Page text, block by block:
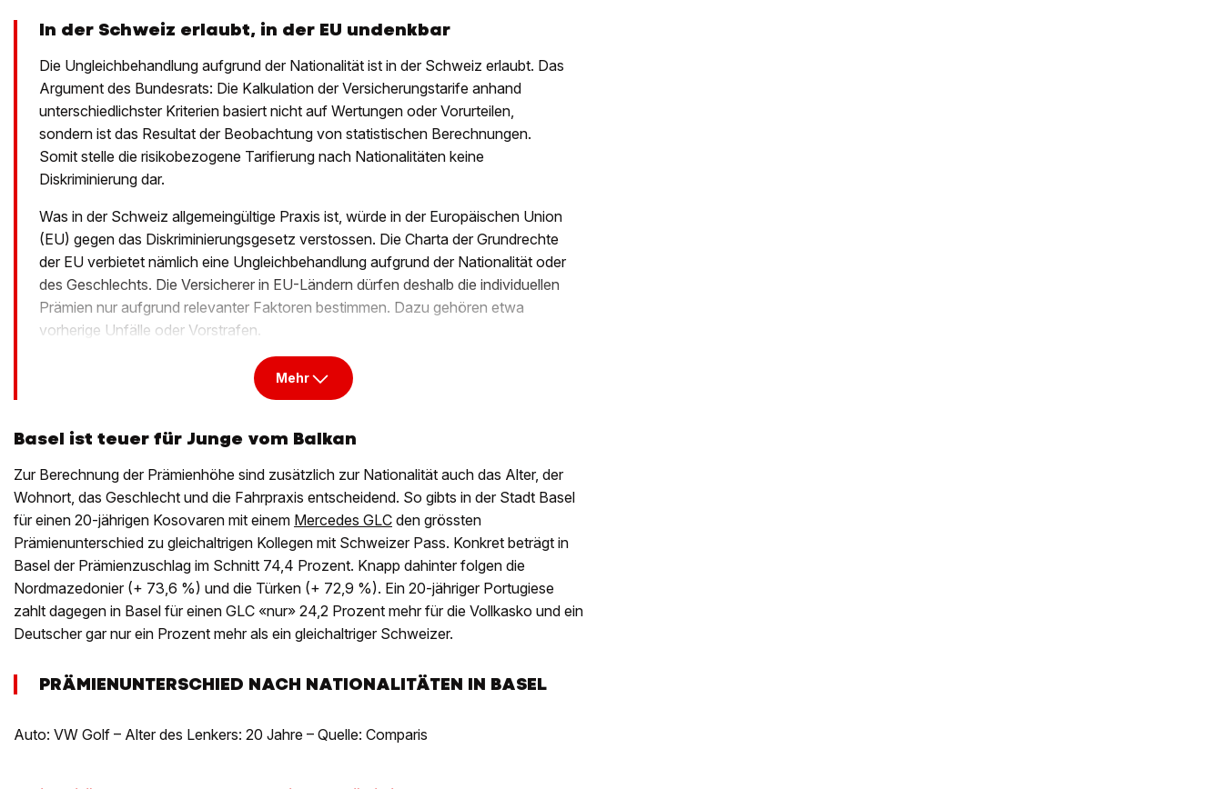
In der Schweiz erlaubt, in der EU undenkbar
Die Ungleichbehandlung aufgrund der Nationalität ist in der Schweiz erlaubt. Das
Argument des Bundesrats: Die Kalkulation der Versicherungstarife anhand
unterschiedlichster Kriterien basiert nicht auf Wertungen oder Vorurteilen,
sondern ist das Resultat der Beobachtung von statistischen Berechnungen.
Somit stelle die risikobezogene Tarifierung nach Nationalitäten keine
Diskriminierung dar.
Was in der Schweiz allgemeingültige Praxis ist, würde in der Europäischen Union
(EU) gegen das Diskriminierungsgesetz verstossen. Die Charta der Grundrechte
der EU verbietet nämlich eine Ungleichbehandlung aufgrund der Nationalität oder
des Geschlechts. Die Versicherer in EU-Ländern dürfen deshalb die individuellen
Prämien nur aufgrund relevanter Faktoren bestimmen. Dazu gehören etwa
vorherige Unfälle oder Vorstrafen.
Mehr
Basel ist teuer für Junge vom Balkan
Zur Berechnung der Prämienhöhe sind zusätzlich zur Nationalität auch das Alter, der
Wohnort, das Geschlecht und die Fahrpraxis entscheidend. So gibts in der Stadt Basel
für einen 20-jährigen Kosovaren mit einem Mercedes GLC den grössten
Prämienunterschied zu gleichaltrigen Kollegen mit Schweizer Pass. Konkret beträgt in
Basel der Prämienzuschlag im Schnitt 74,4 Prozent. Knapp dahinter folgen die
Nordmazedonier (+ 73,6 %) und die Türken (+ 72,9 %). Ein 20-jähriger Portugiese
zahlt dagegen in Basel für einen GLC «nur» 24,2 Prozent mehr für die Vollkasko und ein
Deutscher gar nur ein Prozent mehr als ein gleichaltriger Schweizer.
PRÄMIENUNTERSCHIED NACH NATIONALITÄTEN IN BASEL
Auto: VW Golf – Alter des Lenkers: 20 Jahre – Quelle: Comparis